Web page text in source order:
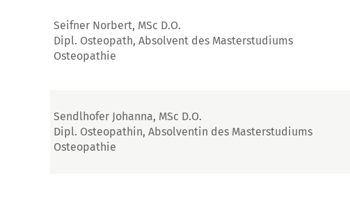
Seifner Norbert, MSc D.O.
Dipl. Osteopath, Absolvent des Masterstudiums
Osteopathie
Sendlhofer Johanna, MSc D.O.
Dipl. Osteopathin, Absolventin des Masterstudiums
Osteopathie